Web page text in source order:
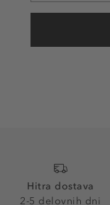
Hitra dostava
2-5 delovnih dni